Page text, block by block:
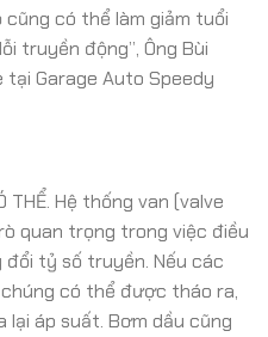
có thể làm giảm tuổi
truyền động”, Ông Bùi
tại Garage Auto Speedy
THỂ. Hệ thống van (valve
quan trọng trong việc điều
tỷ số truyền. Nếu các
có thể được tháo ra,
lại áp suất. Bơm dầu cũng